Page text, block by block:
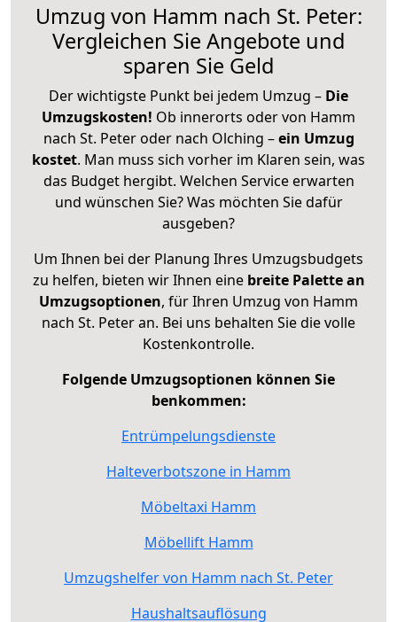
Umzug von Hamm nach St. Peter:
Vergleichen Sie Angebote und
sparen Sie Geld
Der wichtigste Punkt bei jedem Umzug – Die
Umzugskosten! Ob innerorts oder von Hamm
nach St. Peter oder nach Olching –ein Umzug
kostet. Man muss sich vorher im Klaren sein, was
das Budget hergibt. Welchen Service erwarten
und wünschen Sie? Was möchten Sie dafür
ausgeben?
Um Ihnen bei der Planung Ihres Umzugsbudgets
zu helfen, bieten wir Ihnen eine breite Palette an
Umzugsoptionen, für Ihren Umzug von Hamm
nach St. Peter an. Bei uns behalten Sie die volle
Kostenkontrolle.
Folgende Umzugsoptionen können Sie
benkommen:
Entrümpelungsdienste
Halteverbotszone in Hamm
Möbeltaxi Hamm
Möbellift Hamm
Umzugshelfer von Hamm nach St. Peter
Haushaltsauflösung